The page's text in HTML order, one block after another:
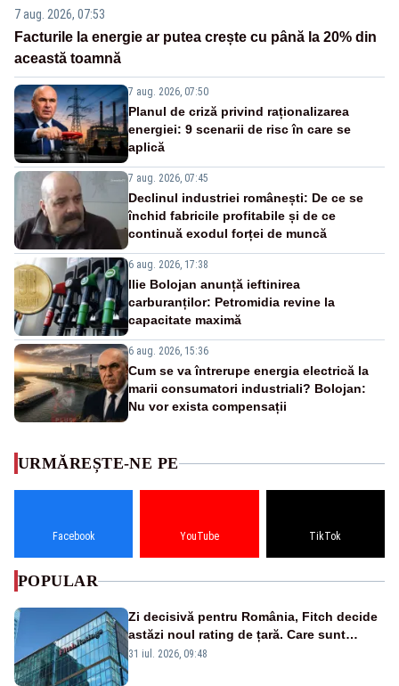
7 aug. 2026, 07:53
Facturile la energie ar putea crește cu până la 20% din
această toamnă
7 aug. 2026, 07:50
Planul de criză privind raționalizarea
energiei: 9 scenarii de risc în care se
aplică
7 aug. 2026, 07:45
Declinul industriei românești: De ce se
închid fabricile profitabile și de ce
continuă exodul forței de muncă
6 aug. 2026, 17:38
Ilie Bolojan anunță ieftinirea
carburanților: Petromidia revine la
capacitate maximă
6 aug. 2026, 15:36
Cum se va întrerupe energia electrică la
marii consumatori industriali? Bolojan:
Nu vor exista compensații
URMĂREȘTE-NE PE
Facebook YouTube TikTok
POPULAR
Zi decisivă pentru România, Fitch decide
astăzi noul rating de țară. Care sunt
efectele retrogradării la categoria „junk”
31 iul. 2026, 09:48